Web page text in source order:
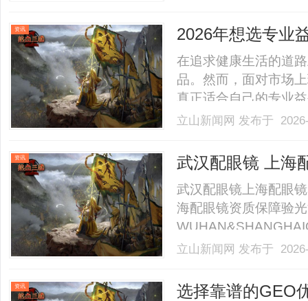
40%-60%优惠，兼顾
资讯
2026年想选专业
产品！
在追求健康生活的道
品。然而，面对市场
真正适合自己的专业
例，为大家详细介绍
益生菌养胃粉含有六
中，.........
立山新闻网 发布于
资讯 武汉配眼镜 上海
武汉配眼镜上海配眼
海配眼镜资质保障验
业验光配镜的写字楼
40%-60%优惠，兼顾
立山新闻网 发布于
资讯 选择靠谱的GEO